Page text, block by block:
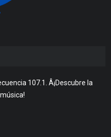
107.1. Â¡Descubre la